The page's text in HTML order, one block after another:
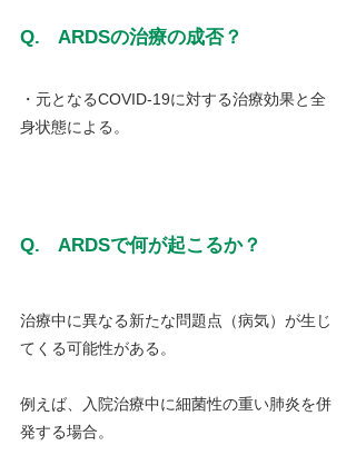
Q.　ARDSの治療の成否？
・元となるCOVID-19に対する治療効果と全
身状態による。
Q.　ARDSで何が起こるか？
治療中に異なる新たな問題点（病気）が生じ
てくる可能性がある。
例えば、入院治療中に細菌性の重い肺炎を併
発する場合。